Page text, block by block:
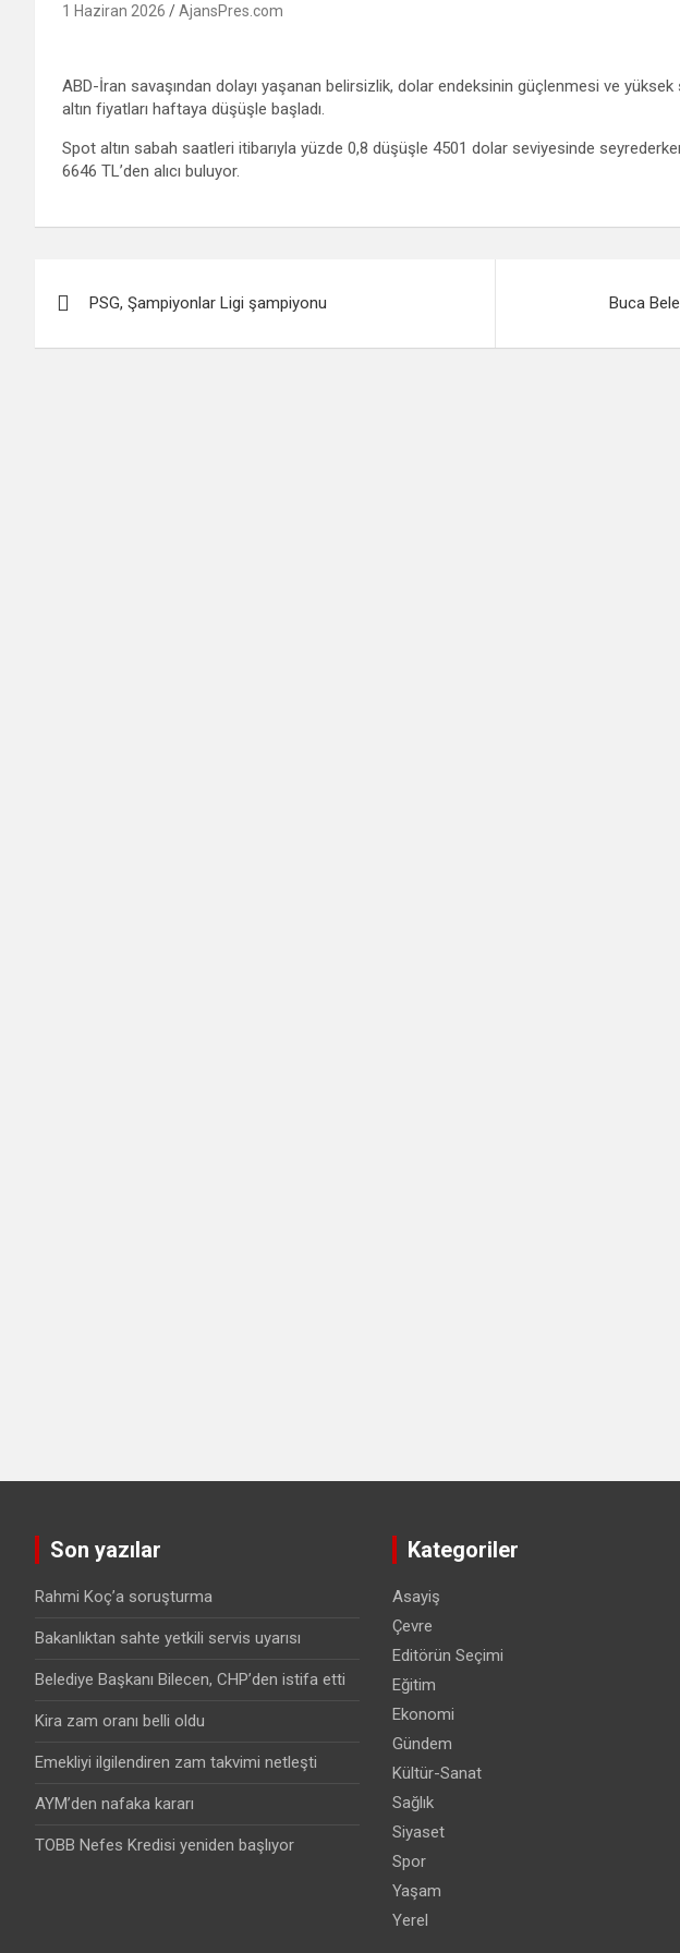
1 Haziran 2026 AjansPres.com
ABD-İran savaşından dolayı yaşanan belirsizlik, dolar endeksinin güçlenmesi ve
altın fiyatları haftaya düşüşle başladı.
Spot altın sabah saatleri itibarıyla yüzde 0,8 düşüşle 4501 dolar seviyesinde
6646 TL’den alıcı buluyor.
gezinmesi
PSG, Şampiyonlar Ligi şampiyonu Buca
Son yazılar
Rahmi Koç’a soruşturma
Bakanlıktan sahte yetkili servis uyarısı
Belediye Başkanı Bilecen, CHP’den istifa etti
Kira zam oranı belli oldu
Emekliyi ilgilendiren zam takvimi netleşti
AYM’den nafaka kararı
TOBB Nefes Kredisi yeniden başlıyor
Kategoriler
Asayiş
Çevre
Editörün Seçimi
Eğitim
Ekonomi
Gündem
Kültür-Sanat
Sağlık
Siyaset
Spor
Yaşam
Yerel